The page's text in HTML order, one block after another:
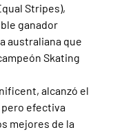
Stripes),
ganador
australiana que
Skating
alcanzó el
efectiva
mejores de la